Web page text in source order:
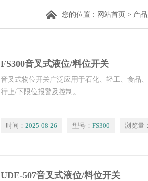
您的位置： 网站首页 > 产
FS300音叉式液位/料位开关
音叉式物位开关广泛应用于石化、轻工、食品
行上/下限位报警及控制。
时间： 2025-08-26 型号： FS300 浏览量：
UDE-507音叉式液位/料位开关